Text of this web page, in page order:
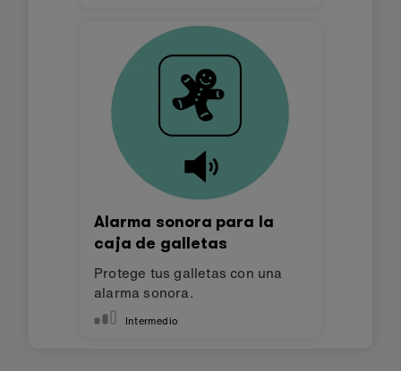
Alarma sonora para la
caja de galletas
Protege tus galletas con una
alarma sonora.
Intermedio